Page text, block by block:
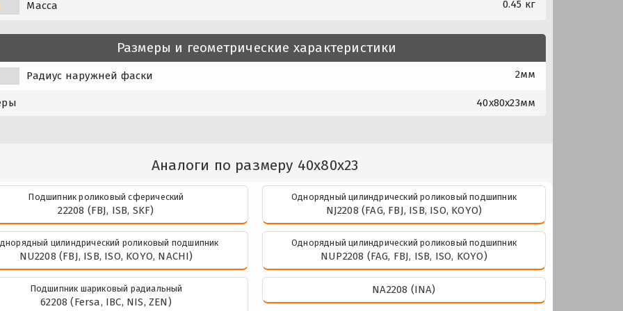
Масса 0.45 кг
Размеры и геометрические характеристики
Радиус наружней фаски 2мм
40x80x23мм
Аналоги по размеру 40x80x23
Подшипник роликовый сферический
22208 (FBJ, ISB, SKF)
Однорядный цилиндрический роликовый подшипник
NJ2208 (FAG, FBJ, ISB, ISO, KOYO)
цилиндрический роликовый подшипник
NU2208 (FBJ, ISB, ISO, KOYO, NACHI)
Однорядный цилиндрический роликовый подшипник
NUP2208 (FAG, FBJ, ISB, ISO, KOYO)
Подшипник шариковый радиальный
62208 (Fersa, IBC, NIS, ZEN)
NA2208 (INA)